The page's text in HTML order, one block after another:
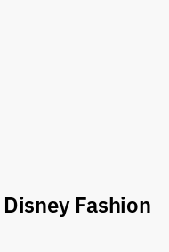
Fashion